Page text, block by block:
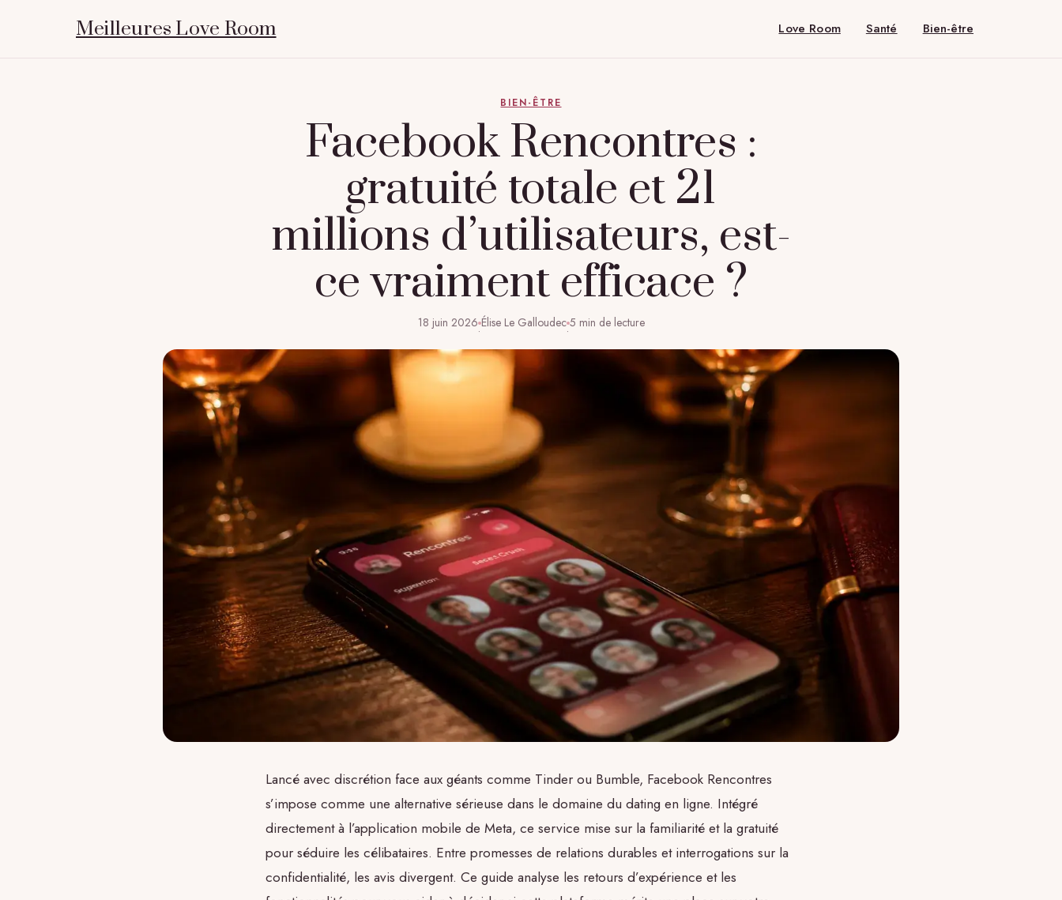
Meilleures Love Room Love Room Santé Bien-être
BIEN-ÊTRE
Facebook Rencontres :
gratuité totale et 21
millions d’utilisateurs, est-
ce vraiment efficace ?
18 juin 2026·Élise Le Galloudec·5 min de lecture
Lancé avec discrétion face aux géants comme Tinder ou Bumble, Facebook Rencontres
s’impose comme une alternative sérieuse dans le domaine du dating en ligne. Intégré
directement à l’application mobile de Meta, ce service mise sur la familiarité et la gratuité
pour séduire les célibataires. Entre promesses de relations durables et interrogations sur la
confidentialité, les avis divergent. Ce guide analyse les retours d’expérience et les